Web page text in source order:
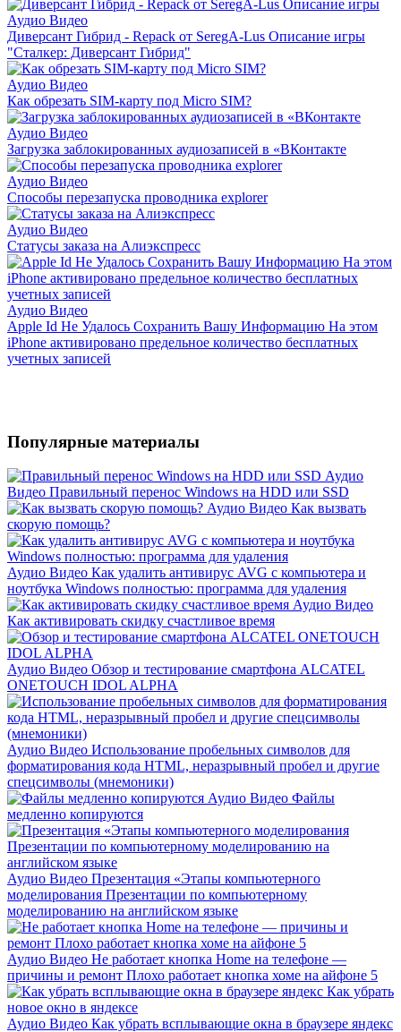
Аудио Видео
Диверсант Гибрид - Repack от SeregA-Lus Описание игры
"Сталкер: Диверсант Гибрид"
Аудио Видео
Как обрезать SIM-карту под Micro SIM?
Аудио Видео
Загрузка заблокированных аудиозаписей в «ВКонтакте
Аудио Видео
Способы перезапуска проводника explorer
Аудио Видео
Статусы заказа на Алиэкспресс
Аудио Видео
Apple Id Не Удалось Сохранить Вашу Информацию На этом
iPhone активировано предельное количество бесплатных
учетных записей
Популярные материалы
Аудио
Видео Правильный перенос Windows на HDD или SSD
Аудио Видео Как вызвать
скорую помощь?
Аудио Видео Как удалить антивирус AVG с компьютера и
ноутбука Windows полностью: программа для удаления
Аудио Видео
Как активировать скидку счастливое время
Аудио Видео Обзор и тестирование смартфона ALCATEL
ONETOUCH IDOL ALPHA
Аудио Видео Использование пробельных символов для
форматирования кода HTML, неразрывный пробел и другие
спецсимволы (мнемоники)
Аудио Видео Файлы
медленно копируются
Аудио Видео Презентация «Этапы компьютерного
моделирования Презентации по компьютерному
моделированию на английском языке
Аудио Видео Не работает кнопка Home на телефоне —
причины и ремонт Плохо работает кнопка хоме на айфоне 5
Аудио Видео Как убрать всплывающие окна в браузере яндекс